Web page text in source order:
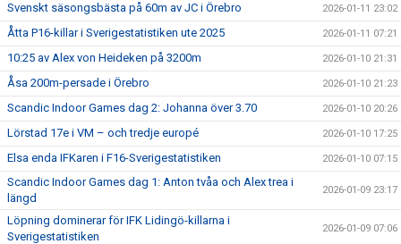
Svenskt säsongsbästa på 60m av JC i Örebro 2026-01-11 23:02
Åtta P16-killar i Sverigestatistiken ute 2025 2026-01-11 07:21
10:25 av Alex von Heideken på 3200m 2026-01-10 21:31
Åsa 200m-persade i Örebro 2026-01-10 21:23
Scandic Indoor Games dag 2: Johanna över 3.70 2026-01-10 20:26
Lörstad 17e i VM – och tredje europé 2026-01-10 17:25
Elsa enda IFKaren i F16-Sverigestatistiken 2026-01-10 07:15
Scandic Indoor Games dag 1: Anton tvåa och Alex trea i
längd
2026-01-09 23:17
Löpning dominerar för IFK Lidingö-killarna i
Sverigestatistiken
2026-01-09 07:06